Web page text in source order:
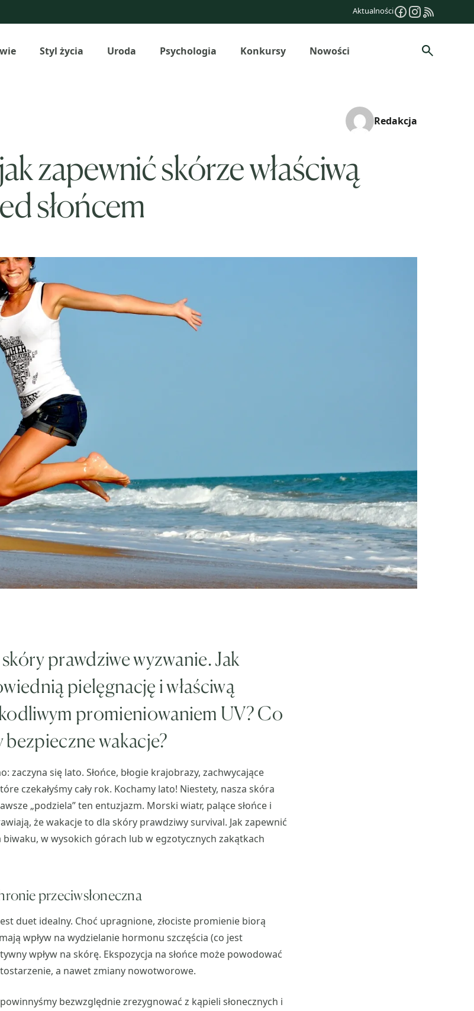
Aktualności
Styl życia Uroda Psychologia Konkursy Nowości Szukaj
Redakcja
zapewnić skórze właściwą
słońcem
prawdziwe wyzwanie. Jak
pielęgnację i właściwą
promieniowaniem UV? Co
bezpieczne wakacje?
zaczyna się lato. Słońce, błogie krajobrazy, zachwycające
czekałyśmy cały rok. Kochamy lato! Niestety, nasza skóra
„podziela” ten entuzjazm. Morski wiatr, palące słońce i
że wakacje to dla skóry prawdziwy survival. Jak zapewnić
w wysokich górach lub w egzotycznych zakątkach
przeciwsłoneczna
duet idealny. Choć upragnione, złociste promienie biorą
wpływ na wydzielanie hormonu szczęścia (co jest
wpływ na skórę. Ekspozycja na słońce może powodować
a nawet zmiany nowotworowe.
bezwzględnie zrezygnować z kąpieli słonecznych i